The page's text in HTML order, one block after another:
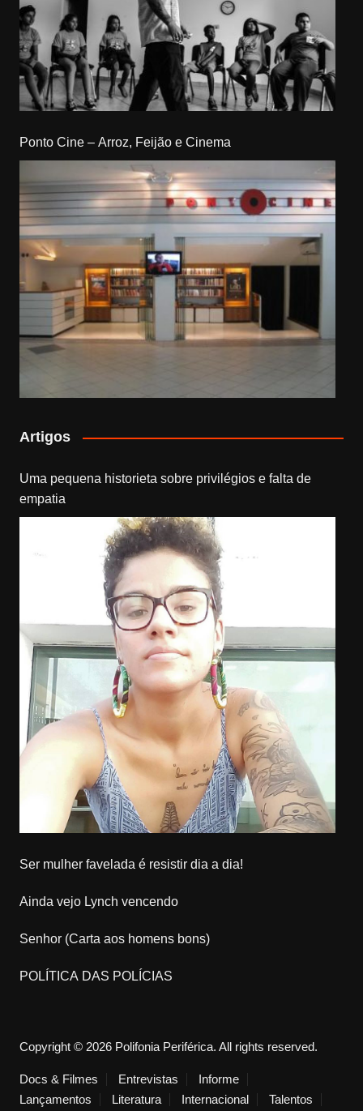
Ponto Cine – Arroz, Feijão e Cinema
Artigos
Uma pequena historieta sobre privilégios e falta de
empatia
Ser mulher favelada é resistir dia a dia!
Ainda vejo Lynch vencendo
Senhor (Carta aos homens bons)
POLÍTICA DAS POLÍCIAS
Copyright © 2026 Polifonia Periférica. All rights reserved.
Docs & Filmes Entrevistas
Informe
Lançamentos
Literatura Internacional Talentos